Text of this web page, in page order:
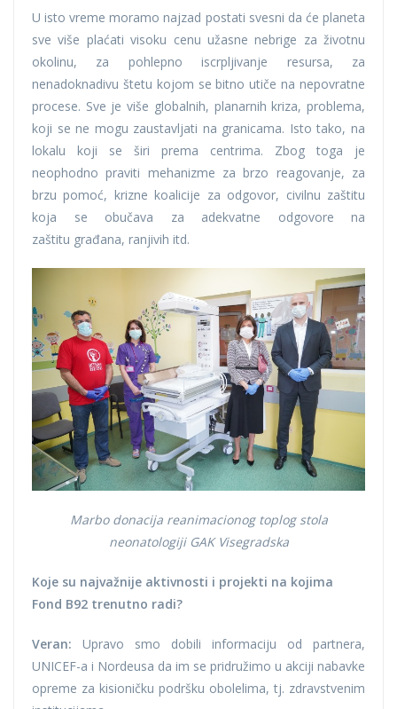
U isto vreme moramo najzad postati svesni da će planeta
sve više plaćati visoku cenu užasne nebrige za životnu
okolinu, za pohlepno iscrpljivanje resursa, za
nenadoknadivu štetu kojom se bitno utiče na nepovratne
procese. Sve je više globalnih, planarnih kriza, problema,
koji se ne mogu zaustavljati na granicama. Isto tako, na
lokalu koji se širi prema centrima. Zbog toga je
neophodno praviti mehanizme za brzo reagovanje, za
brzu pomoć, krizne koalicije za odgovor, civilnu zaštitu
koja se obučava za adekvatne odgovore na
zaštitu građana, ranjivih itd.
Marbo donacija reanimacionog toplog stola
neonatologiji GAK Visegradska
Koje su najvažnije aktivnosti i projekti na kojima
Fond B92 trenutno radi?
Veran: Upravo smo dobili informaciju od partnera,
UNICEF-a i Nordeusa da im se pridružimo u akciji nabavke
opreme za kisioničku podršku obolelima, tj. zdravstvenim